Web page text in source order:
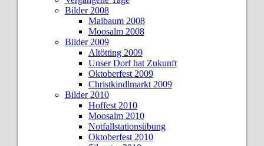
Bilder 2008
Maibaum 2008
Moosalm 2008
Bilder 2009
Altötting 2009
Unser Dorf hat Zukunft
Oktoberfest 2009
Christkindlmarkt 2009
Bilder 2010
Hoffest 2010
Moosalm 2010
Notfallstationsübung
Oktoberfest 2010